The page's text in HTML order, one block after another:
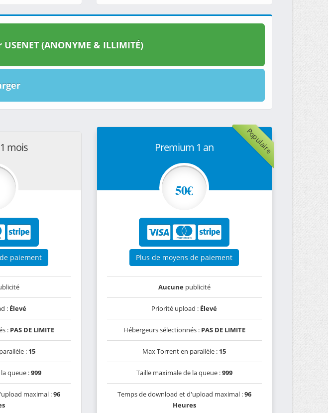
(ANONYME & ILLIMITÉ)
mois
paiement
: Élevé
: PAS DE LIMITE
: 15
la queue :999
maximal :96
Populaire
Premium 1 an
50€
Plus de moyens de paiement
Aucunepublicité
Priorité upload : Élevé
Hébergeurs sélectionnés : PAS DE LIMITE
Max Torrent en parallèle : 15
Taille maximale de la queue :999
Temps de download et d'upload maximal :96
Heures